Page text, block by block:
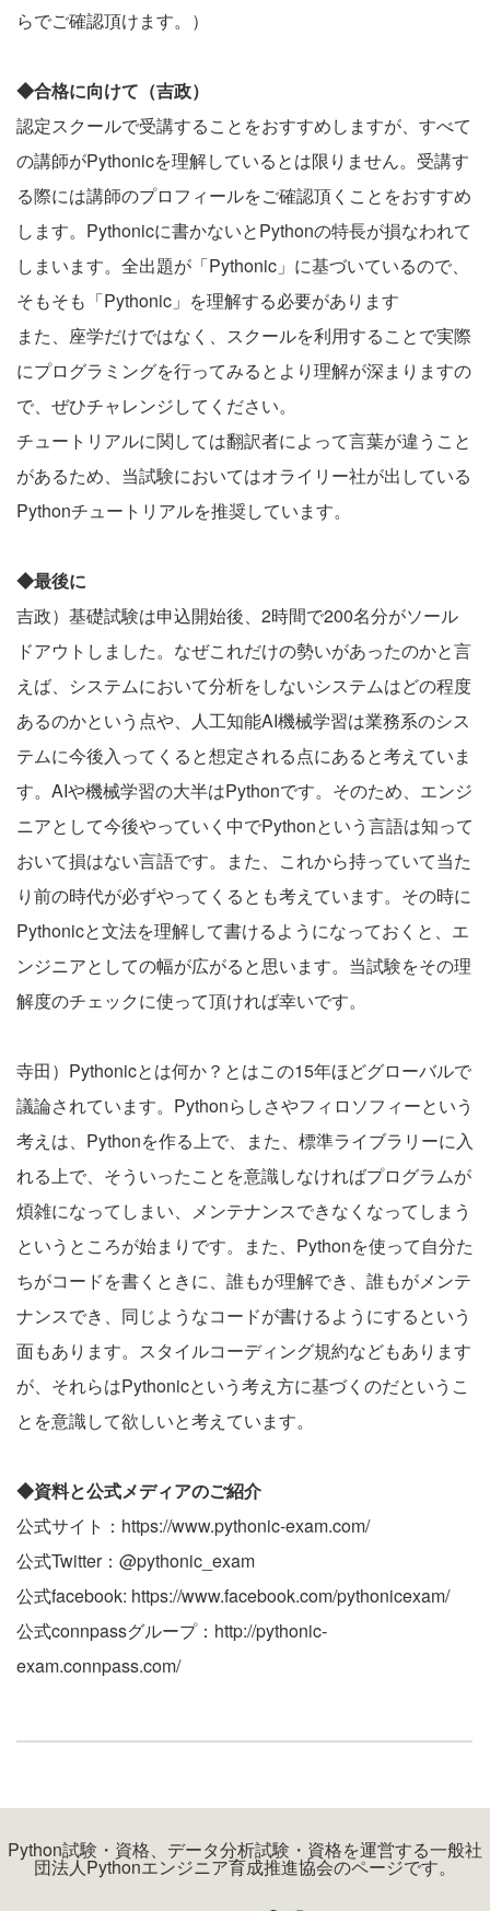
らでご確認頂けます。）
◆合格に向けて（吉政）
認定スクールで受講することをおすすめしますが、すべて
の講師がPythonicを理解しているとは限りません。受講す
る際には講師のプロフィールをご確認頂くことをおすすめ
します。Pythonicに書かないとPythonの特長が損なわれて
しまいます。全出題が「Pythonic」に基づいているので、
そもそも「Pythonic」を理解する必要があります
また、座学だけではなく、スクールを利用することで実際
にプログラミングを行ってみるとより理解が深まりますの
で、ぜひチャレンジしてください。
チュートリアルに関しては翻訳者によって言葉が違うこと
があるため、当試験においてはオライリー社が出している
Pythonチュートリアルを推奨しています。
◆最後に
吉政）基礎試験は申込開始後、2時間で200名分がソール
ドアウトしました。なぜこれだけの勢いがあったのかと言
えば、システムにおいて分析をしないシステムはどの程度
あるのかという点や、人工知能AI機械学習は業務系のシス
テムに今後入ってくると想定される点にあると考えていま
す。AIや機械学習の大半はPythonです。そのため、エンジ
ニアとして今後やっていく中でPythonという言語は知って
おいて損はない言語です。また、これから持っていて当た
り前の時代が必ずやってくるとも考えています。その時に
Pythonicと文法を理解して書けるようになっておくと、エ
ンジニアとしての幅が広がると思います。当試験をその理
解度のチェックに使って頂ければ幸いです。
寺田）Pythonicとは何か？とはこの15年ほどグローバルで
議論されています。Pythonらしさやフィロソフィーという
考えは、Pythonを作る上で、また、標準ライブラリーに入
れる上で、そういったことを意識しなければプログラムが
煩雑になってしまい、メンテナンスできなくなってしまう
というところが始まりです。また、Pythonを使って自分た
ちがコードを書くときに、誰もが理解でき、誰もがメンテ
ナンスでき、同じようなコードが書けるようにするという
面もあります。スタイルコーディング規約などもあります
が、それらはPythonicという考え方に基づくのだというこ
とを意識して欲しいと考えています。
◆資料と公式メディアのご紹介
公式サイト： https://www.pythonic-exam.com/
公式Twitter：@pythonic_exam
公式facebook: https://www.facebook.com/pythonicexam/
公式connpassグループ： http://pythonic-
exam.connpass.com/
Python試験・資格、データ分析試験・資格を運営する一般社
団法人Pythonエンジニア育成推進協会のページです。